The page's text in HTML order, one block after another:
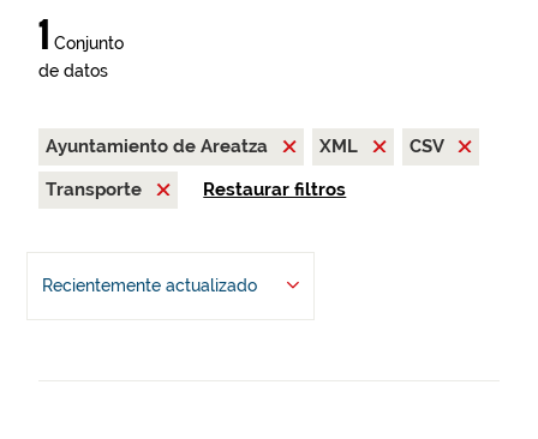
1 Conjunto
de datos
Ayuntamiento de Areatza XML
CSV
Transporte
Restaurar filtros
Recientemente actualizado